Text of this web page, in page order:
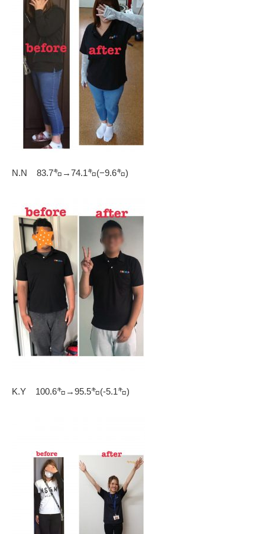
N.N 83.7㌔→74.1㌔(−9.6㌔)
K.Y 100.6㌔→95.5㌔(-5.1㌔)